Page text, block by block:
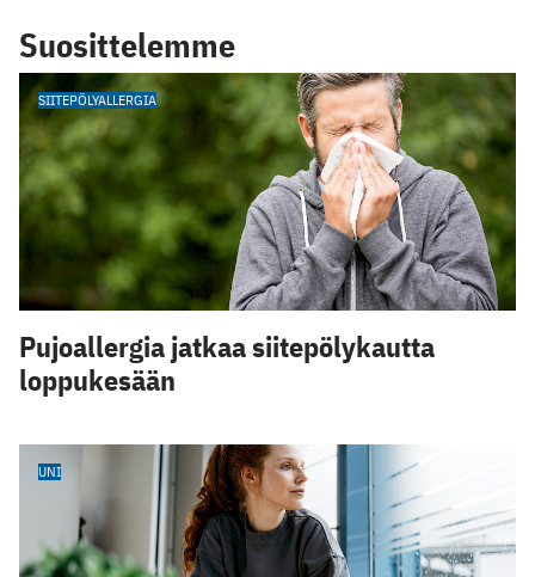
Suosittelemme
SIITEPÖLYALLERGIA
Pujoallergia jatkaa siitepölykautta
loppukesään
UNI